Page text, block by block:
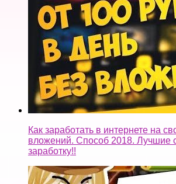
Как заработать в интернете на
вложений. Способ 2018. Лучшие
заработку!!